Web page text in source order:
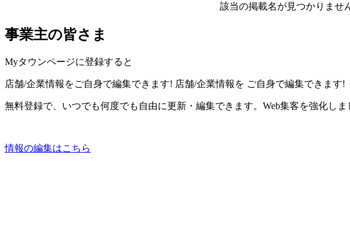
該当の掲載名が見つかりませ
事業主の皆さま
Myタウンページに登録すると
店舗/企業情報をご自身で編集できます! 店舗/企業情報を ご自身で編集できます!
無料登録で、いつでも何度でも自由に更新・編集できます。Web集客を強化しま
情報の編集はこちら